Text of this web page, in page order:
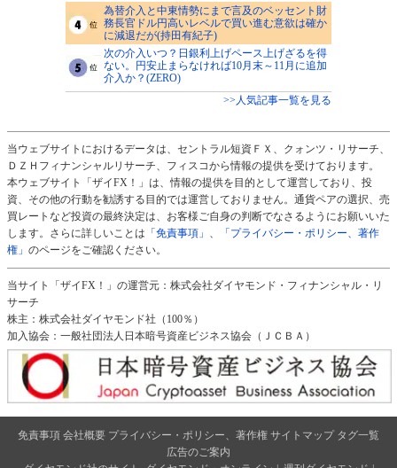
為替介入と中東情勢にまで言及のベッセント財
務長官ドル円高いレベルで買い進む意欲は確か
に減退だが(持田有紀子)
次の介入いつ？日銀利上げペース上げざるを得
ない。円安止まらなければ10月末～11月に追加
介入か？(ZERO)
>>人気記事一覧を見る
当ウェブサイトにおけるデータは、セントラル短資ＦＸ、クォンツ・リサーチ、
ＤＺＨフィナンシャルリサーチ、フィスコから情報の提供を受けております。
本ウェブサイト「ザイFX！」は、情報の提供を目的として運営しており、投
資、その他の行動を勧誘する目的では運営しておりません。通貨ペアの選択、売
買レートなど投資の最終決定は、お客様ご自身の判断でなさるようにお願いいた
します。さらに詳しいことは 「免責事項」
「プライバシー・ポリシー、著作
権」 のページをご確認ください。
当サイト「ザイFX！」の運営元：株式会社ダイヤモンド・フィナンシャル・リ
サーチ
株主：株式会社ダイヤモンド社（100％）
加入協会：一般社団法人日本暗号資産ビジネス協会（ＪＣＢＡ）
免責事項 会社概要 プライバシー・ポリシー、著作権 サイトマップ タグ一覧
広告のご案内